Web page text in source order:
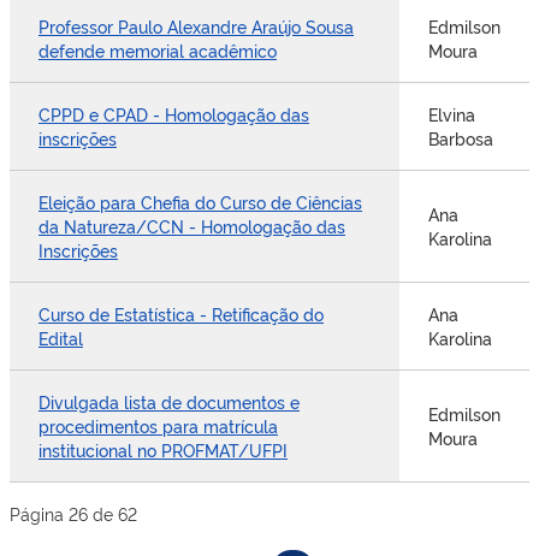
Professor Paulo Alexandre Araújo Sousa
defende memorial acadêmico
Edmilson
Moura
CPPD e CPAD - Homologação das
inscrições
Elvina
Barbosa
Eleição para Chefia do Curso de Ciências
da Natureza/CCN - Homologação das
Inscrições
Ana
Karolina
Curso de Estatística - Retificação do
Edital
Ana
Karolina
Divulgada lista de documentos e
procedimentos para matrícula
institucional no PROFMAT/UFPI
Edmilson
Moura
Página 26 de 62